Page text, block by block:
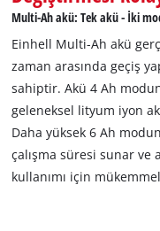
karşı dayanıklıdır.
cihazlardan kolayca
Multi-Ah akü: Tek akü - İki
Einhell Multi-Ah akü
zaman arasında geçiş
sahiptir. Akü 4 Ah
geleneksel lityum iyon
Daha yüksek 6 Ah
çalışma süresi sunar ve
kullanımı için